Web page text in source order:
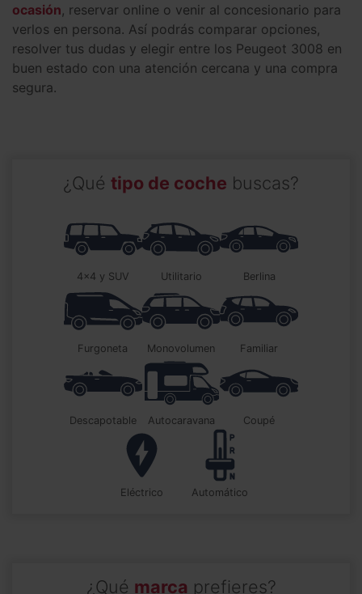
ocasión, reservar online o venir al concesionario para
verlos en persona. Así podrás comparar opciones,
resolver tus dudas y elegir entre los Peugeot 3008 en
buen estado con una atención cercana y una compra
segura.
¿Qué tipo de coche buscas?
4x4 y SUV utilitario berlina
furgoneta monovolumen familiar
descapotable autocaravana coupé
Eléctrico automático
¿Qué marca prefieres?